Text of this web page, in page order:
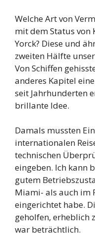
Welche Art von
mit dem Status von
Yorck? Diese und
zweiten Hälfte
Von Schiffen
anderes Kapitel
seit Jahrhunderten
brillante Idee.
Damals mussten
internationalen
technischen
eingeben. Ich kann
gutem
Miami- als auch im
eingerichtet habe.
geholfen, erheblich
war beträchtlich.